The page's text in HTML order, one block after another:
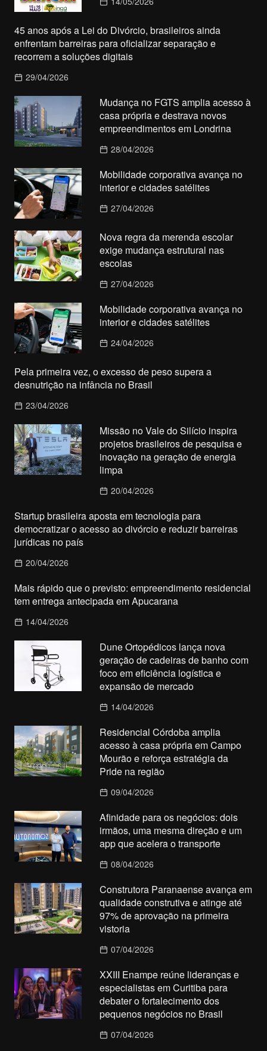
45 anos após a Lei do Divórcio, brasileiros ainda
enfrentam barreiras para oficializar separação e
recorrem a soluções digitais
29/04/2026
Mudança no FGTS amplia acesso à
casa própria e destrava novos
empreendimentos em Londrina
28/04/2026
Mobilidade corporativa avança no
interior e cidades satélites
27/04/2026
Nova regra da merenda escolar
exige mudança estrutural nas
escolas
27/04/2026
Mobilidade corporativa avança no
interior e cidades satélites
24/04/2026
Pela primeira vez, o excesso de peso supera a
desnutrição na infância no Brasil
23/04/2026
Missão no Vale do Silício inspira
projetos brasileiros de pesquisa e
inovação na geração de energia
limpa
20/04/2026
Startup brasileira aposta em tecnologia para
democratizar o acesso ao divórcio e reduzir barreiras
jurídicas no país
20/04/2026
Mais rápido que o previsto: empreendimento residencial
tem entrega antecipada em Apucarana
14/04/2026
Dune Ortopédicos lança nova
geração de cadeiras de banho com
foco em eficiência logística e
expansão de mercado
14/04/2026
Residencial Córdoba amplia
acesso à casa própria em Campo
Mourão e reforça estratégia da
Pride na região
09/04/2026
Afinidade para os negócios: dois
irmãos, uma mesma direção e um
app que acelera o transporte
08/04/2026
Construtora Paranaense avança em
qualidade construtiva e atinge até
97% de aprovação na primeira
vistoria
07/04/2026
XXIII Enampe reúne lideranças e
especialistas em Curitiba para
debater o fortalecimento dos
pequenos negócios no Brasil
07/04/2026